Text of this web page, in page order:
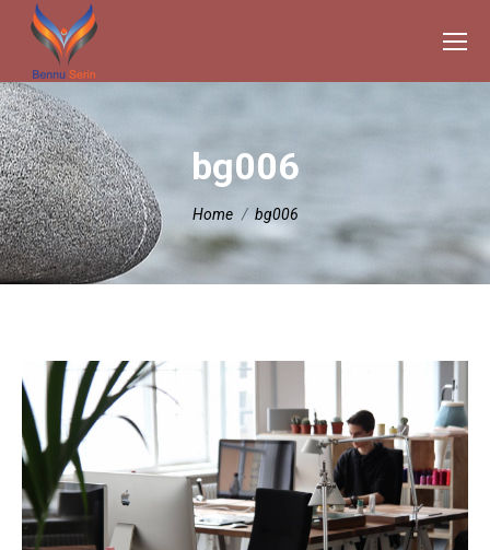
bg006
Je bent hier:
Home bg006